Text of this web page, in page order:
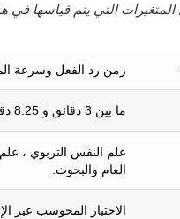
التي يتم قياسها في
زمن رد الفعل وسرعة
ما بين 3 دقائق و 8.25 دقيقة تقريبًا.
علم النفس التربوي ،
العام والبحوث.
الاختبار المحوسب عبر